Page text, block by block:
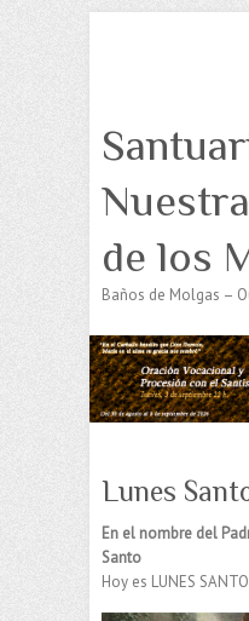
de los
Baños de Molgas –
Lunes
En el nombre del
Santo
Hoy es LUNES SANTO